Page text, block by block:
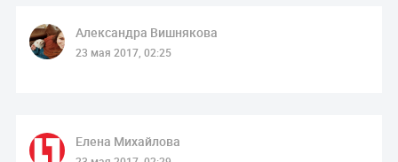
Александра Вишнякова
23 мая 2017, 02:25
Елена Михайлова